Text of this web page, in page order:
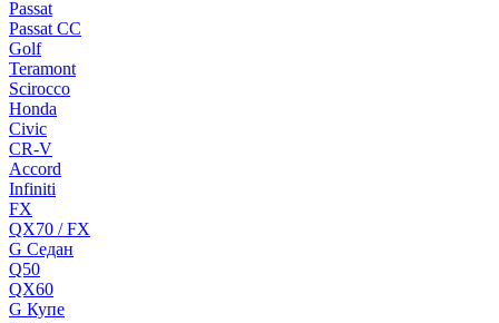
Passat
Passat CC
Golf
Teramont
Scirocco
Honda
Civic
CR-V
Accord
Infiniti
FX
QX70 / FX
G Cедан
Q50
QX60
G Купе